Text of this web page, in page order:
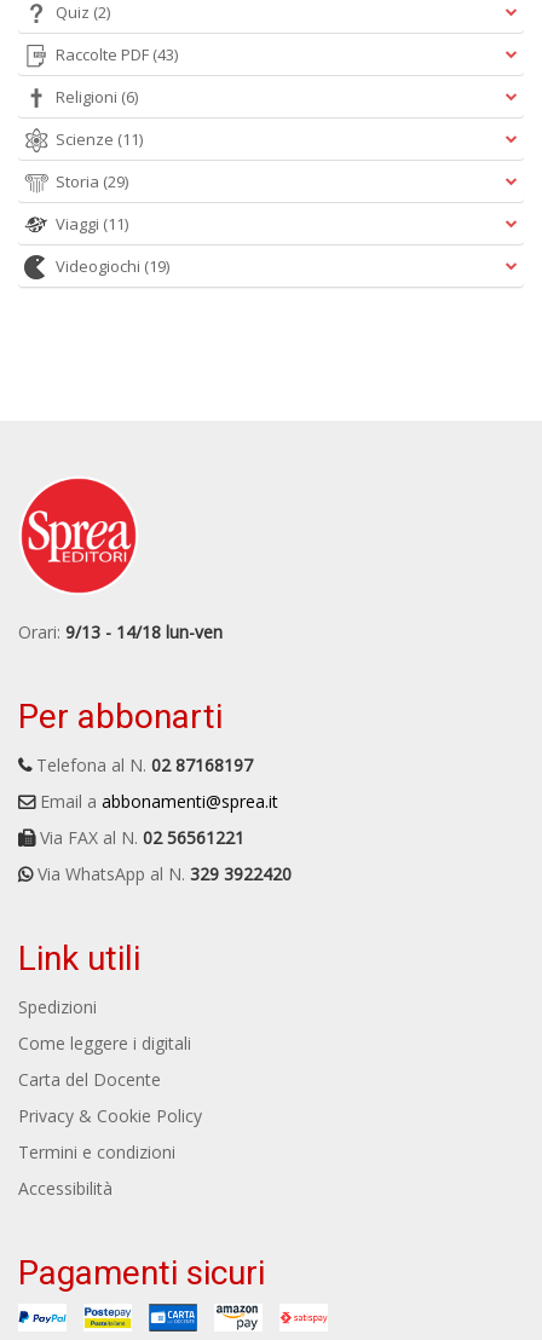
Quiz (2)
Raccolte PDF (43)
Religioni (6)
Scienze (11)
Storia (29)
Viaggi (11)
Videogiochi (19)
Orari: 9/13 - 14/18 lun-ven
Per abbonarti
Telefona al N. 02 87168197
Email a abbonamenti@sprea.it
Via FAX al N. 02 56561221
Via WhatsApp al N. 329 3922420
Link utili
Spedizioni
Come leggere i digitali
Carta del Docente
Privacy & Cookie Policy
Termini e condizioni
Accessibilità
Pagamenti sicuri